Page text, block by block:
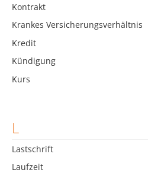
Kontrakt
Krankes Versicherungsverhältnis
Kredit
Kündigung
Kurs
L
Lastschrift
Laufzeit